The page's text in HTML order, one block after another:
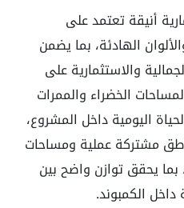
أنيقة تعتمد على
الهادئة، بما يضمن
والاستثمارية على
الخضراء والممرات
اليومية داخل المشروع،
مشتركة عملية ومساحات
يحقق توازن واضح بين
داخل الكمبوند.